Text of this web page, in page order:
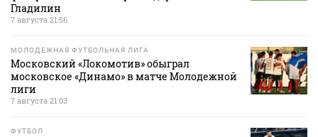
Гладилин
7 августа 21:56
МОЛОДЕЖНАЯ ФУТБОЛЬНАЯ ЛИГА
Московский «Локомотив» обыграл
московское «Динамо» в матче Молодежной
лиги
7 августа 21:03
ФУТБОЛ